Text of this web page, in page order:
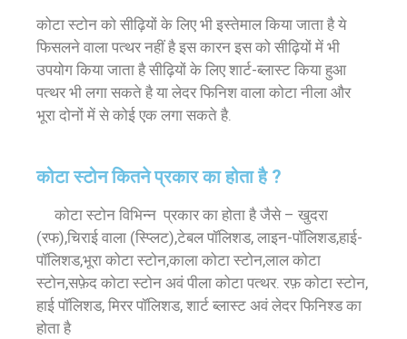
कोटा स्टोन को सीढ़ियों के लिए भी इस्तेमाल किया जाता है ये
फिसलने वाला पत्थर नहीं है इस कारन इस को सीढ़ियों में भी
उपयोग किया जाता है सीढ़ियों के लिए शार्ट-ब्लास्ट किया हुआ
पत्थर भी लगा सकते है या लेदर फिनिश वाला कोटा नीला और
भूरा दोनों में से कोई एक लगा सकते है.
कोटा स्टोन कितने प्रकार का होता है ?
कोटा स्टोन विभिन्न प्रकार का होता है जैसे – खुदरा
(रफ),चिराई वाला (स्प्लिट),टेबल पॉलिशड, लाइन-पॉलिशड,हाई-
पॉलिशड,भूरा कोटा स्टोन,काला कोटा स्टोन,लाल कोटा
स्टोन,सफ़ेद कोटा स्टोन अवं पीला कोटा पत्थर. रफ़ कोटा स्टोन,
हाई पॉलिशड, मिरर पॉलिशड, शार्ट ब्लास्ट अवं लेदर फिनिश्ड का
होता है